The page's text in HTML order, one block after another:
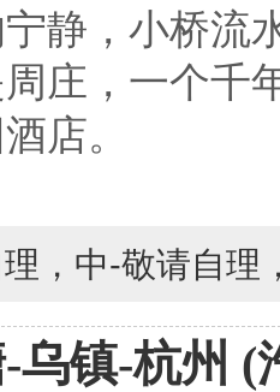
静，小桥流
庄，一个千
店。
，中-敬请自理
乌镇-杭州 (